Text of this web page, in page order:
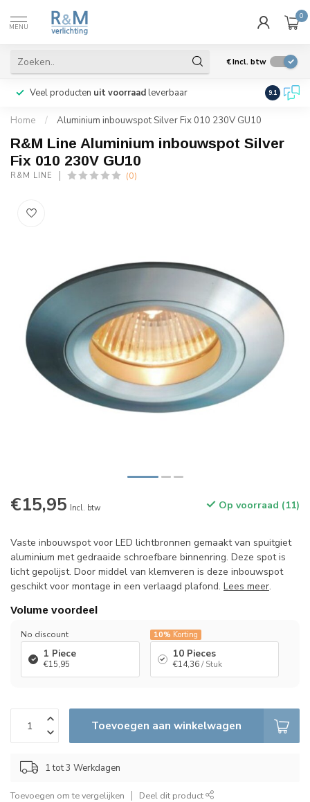
MENU
0
€Incl. btw
Veel producten uit voorraadleverbaar Wij
9.1
Home / Aluminium inbouwspot Silver Fix 010 230V GU10
R&M Line Aluminium inbouwspot Silver
Fix 010 230V GU10
R&M LINE (0)
€15,95 Incl. btw Op voorraad (11)
Vaste inbouwspot voor LED lichtbronnen gemaakt van spuitgiet
aluminium met gedraaide schroefbare binnenring. Deze spot is
licht gepolijst. Door middel van klemveren is deze inbouwspot
geschikt voor montage in een verlaagd plafond. Lees meer.
Volume voordeel
No discount
1 Piece
€15,95
10% Korting
10 Pieces
€14,36 / Stuk
Toevoegen aan winkelwagen
1 tot 3 Werkdagen
Toevoegen om te vergelijken Deel dit product